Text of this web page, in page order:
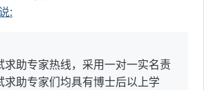
:
求助专家热线，采用一对一实名责
求助专家们均具有博士后以上学